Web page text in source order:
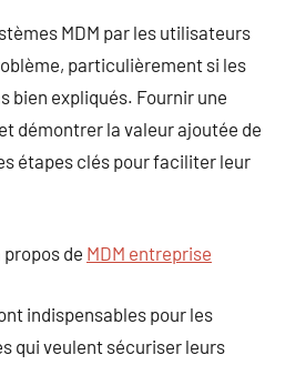
MDM par les utilisateurs
particulièrement si les
bien expliqués. Fournir une
démontrer la valeur ajoutée de
étapes clés pour faciliter leur
propos de MDM entreprise
indispensables pour les
qui veulent sécuriser leurs